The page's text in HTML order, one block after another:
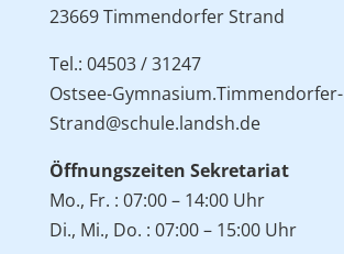
23669 Timmendorfer Strand
Tel.: 04503 / 31247
Ostsee-Gymnasium.Timmendorfer-
Strand@schule.landsh.de
Öffnungszeiten Sekretariat
Mo., Fr. : 07:00 – 14:00 Uhr
Di., Mi., Do. : 07:00 – 15:00 Uhr